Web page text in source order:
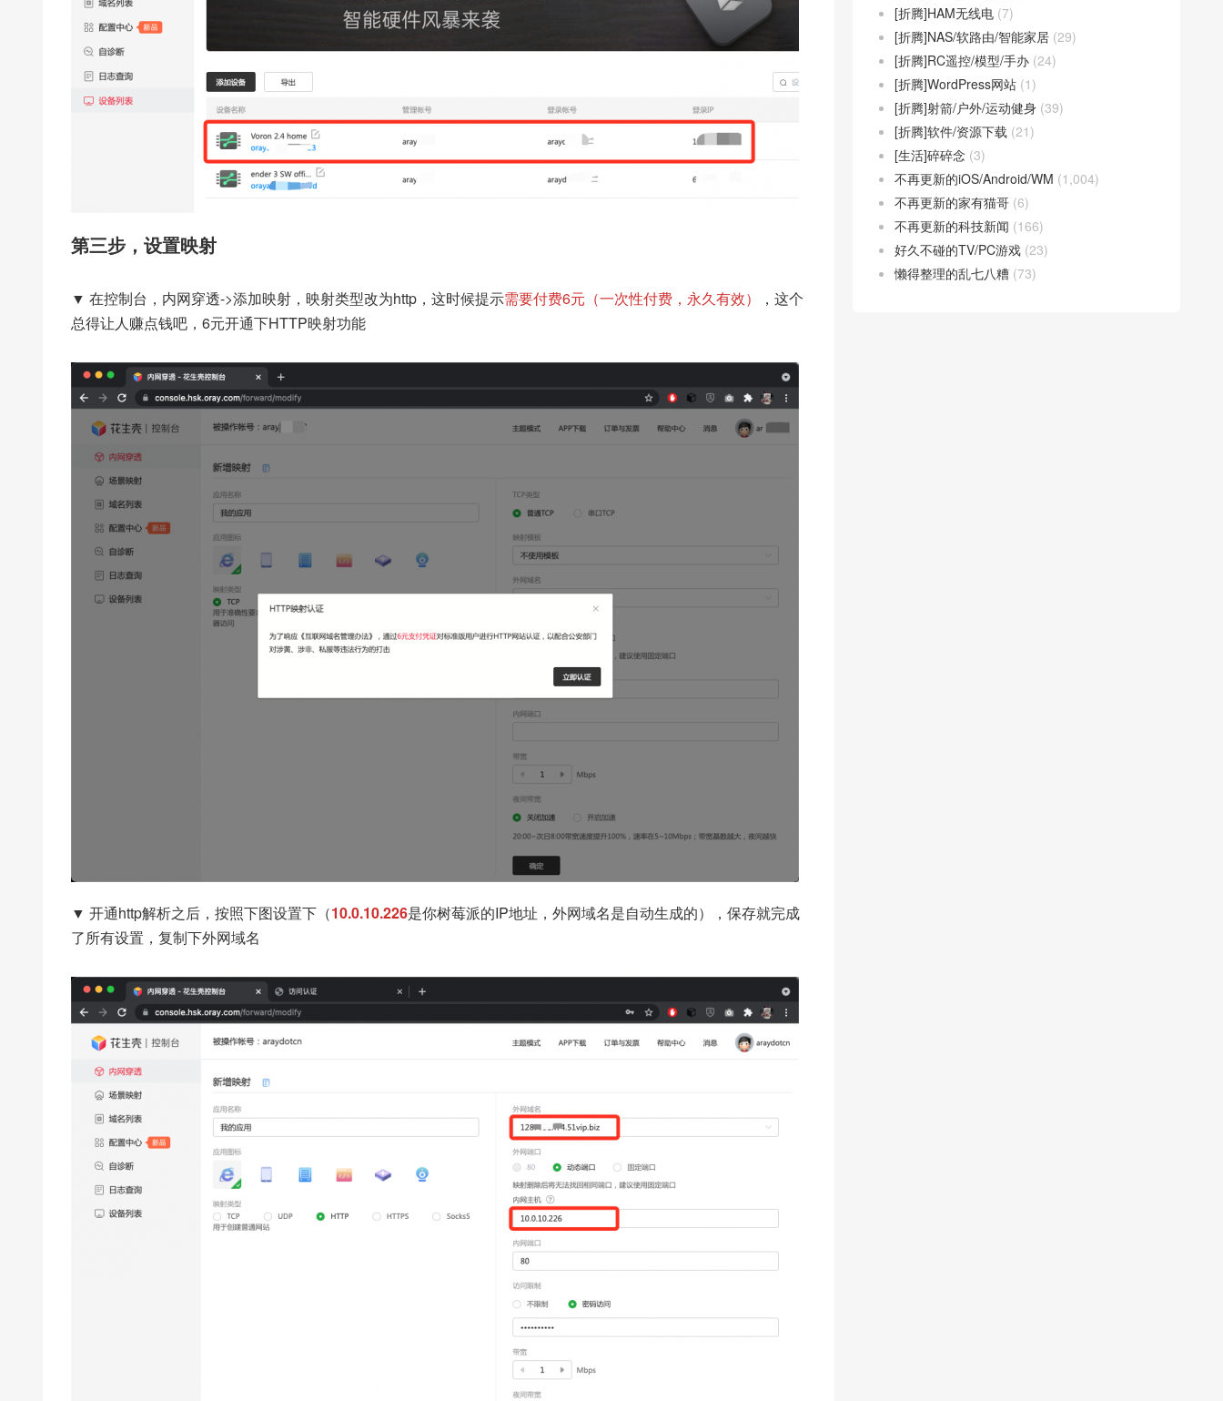
第三步，设置映射
▼ 在控制台，内网穿透->添加映射，映射类型改为http，这时候提示需要付费6元（一次性付费，永久有效）
，这个
总得让人赚点钱吧，6元开通下HTTP映射功能
▼ 开通http解析之后，按照下图设置下（10.0.10.226是你树莓派的IP地址，外网域名是自动生成的），保存就完成
了所有设置，复制下外网域名
[折腾]HAM无线电 (7)
[折腾]NAS/软路由/智能家居 (29)
[折腾]RC遥控/模型/手办 (24)
[折腾]WordPress网站 (1)
[折腾]射箭/户外/运动健身 (39)
[折腾]软件/资源下载 (21)
[生活]碎碎念 (3)
不再更新的iOS/Android/WM (1,004)
不再更新的家有猫哥 (6)
不再更新的科技新闻 (166)
好久不碰的TV/PC游戏 (23)
懒得整理的乱七八糟 (73)